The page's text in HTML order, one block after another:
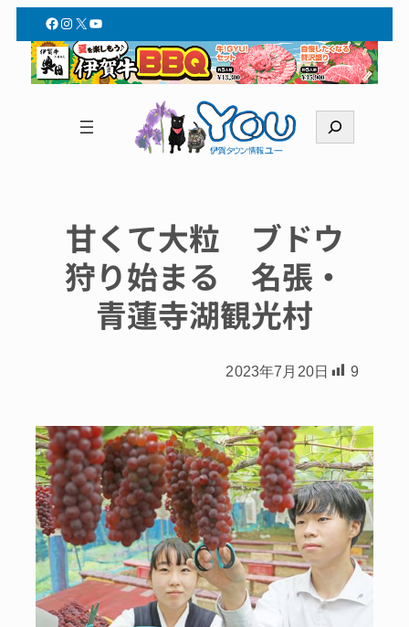
Facebook
Instagram
X YouTube
索
甘くて大粒 ブドウ
狩り始まる 名張・
青蓮寺湖観光村
2023年7月20日 9